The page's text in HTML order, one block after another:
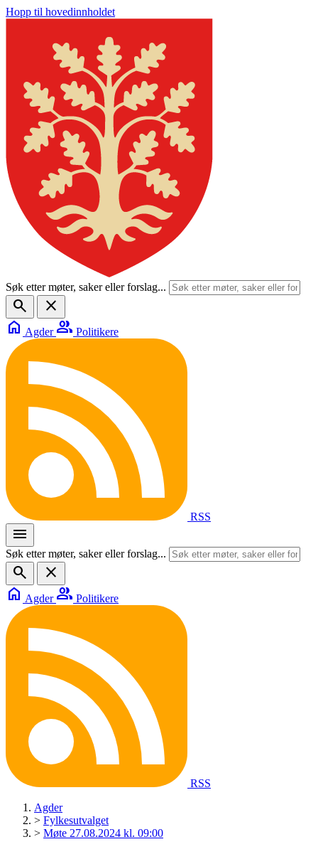
Hopp til hovedinnholdet
Søk etter møter, saker eller forslag...
search
close
home Agder group Politikere
RSS
menu
Søk etter møter, saker eller forslag...
search
close
home Agder group Politikere
RSS
Agder
> Fylkesutvalget
> Møte 27.08.2024 kl. 09:00